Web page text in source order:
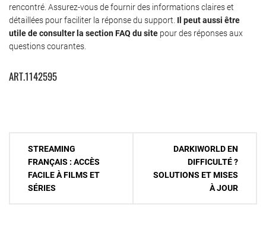
rencontré. Assurez-vous de fournir des informations claires et
détaillées pour faciliter la réponse du support. Il peut aussi être
utile de consulter la section FAQ du site pour des réponses aux
questions courantes.
ART.1142595
Navigation
l’article
STREAMING
FRANÇAIS : ACCÈS
FACILE À FILMS ET
SÉRIES
DARKIWORLD EN
DIFFICULTÉ ?
SOLUTIONS ET MISES
À JOUR